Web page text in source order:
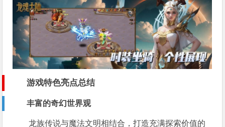
游戏特色亮点总结
丰富的奇幻世界观
龙族传说与魔法文明相结合，打造充满探索价值的